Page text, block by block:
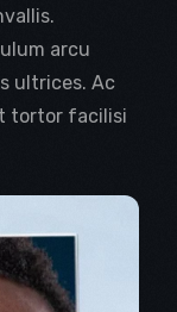
arcu
ultrices. Ac
tortor facilisi